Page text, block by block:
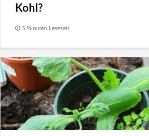
Kohl?
5 Minuten Lesezeit